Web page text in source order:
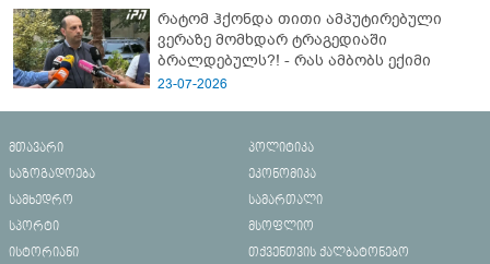
რატომ ჰქონდა თითი ამპუტირებული
ვერაზე მომხდარ ტრაგედიაში
ბრალდებულს?! - რას ამბობს ექიმი
23-07-2026
მთავარი
პოლიტიკა
საზოგადოება
ეკონომიკა
სამხედრო
სამართალი
სპორტი
მსოფლიო
ისტორიანი
თქვენთვის ქალბატონებო